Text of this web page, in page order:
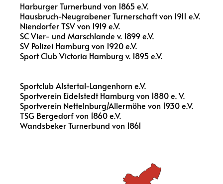
Harburger Turnerbund von 1865 e.V.
Hausbruch-Neugrabener Turnerschaft von 1911 e.V.
Niendorfer TSV von 1919 e.V.
SC Vier- und Marschlande v. 1899 e.V.
SV Polizei Hamburg von 1920 e.V.
Sport Club Victoria Hamburg v. 1895 e.V.
Sportclub Alstertal-Langenhorn e.V.
Sportverein Eidelstedt Hamburg von 1880 e. V.
Sportverein Nettelnburg/Allermöhe von 1930 e.V.
TSG Bergedorf von 1860 e.V.
Wandsbeker Turnerbund von 1861